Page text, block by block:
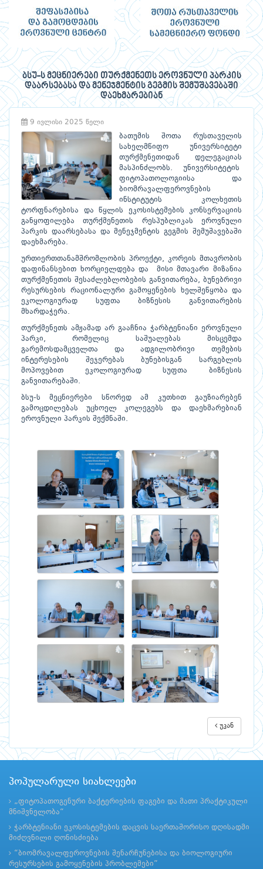
ბსუ-ს მეცნიერები თურქმენეთს ეროვნული პარკის
დაარსებასა და მენეჯმენტის გეგმის შემუშავებაში
დაეხმარებიან
9 ივლისი 2025 წელი
ბათუმის შოთა რუსთაველის
სახელმწიფო უნივერსიტეტი
თურქმენეთიდან დელეგაციას
მასპინძლობს. უნივერსიტეტის
ფიტოპათოლოგიისა და
ბიომრავალფეროვნების
ინსტიტუტის კოლხეთის
ტორფნარებისა და წყლის ეკოსისტემების კონსერვაციის
განყოფილება თურქმენეთის რესპუბლიკას ეროვნული
პარკის დაარსებასა და მენეჯმენტის გეგმის შემუშავებაში
დაეხმარება.
ურთიერთთანამშრომლობის პროექტი, კორეის მთავრობის
დაფინანსებით ხორციელდება და მისი მთავარი მიზანია
თურქმენეთის შესაძლებლობების განვითარება, ბუნებრივი
რესურსების რაციონალური გამოყენების ხელშეწყობა და
ეკოლოგიურად სუფთა ბიზნესის განვითარების
მხარდაჭერა.
თურქმენეთს ამჟამად არ გააჩნია ჭარბტენიანი ეროვნული
პარკი, რომელიც საშუალებას მისცემდა
გარემოსდამცველთა და ადგილობრივი თემების
ინტერესების შეჯერებას ბუნებისგან სარგებლის
მოპოვებით ეკოლოგიურად სუფთა ბიზნესის
განვითარებაში.
ბსუ-ს მეცნიერები სწორედ ამ კუთხით გაუზიარებენ
გამოცდილებას უცხოელ კოლეგებს და დაეხმარებიან
ეროვნული პარკის შექმნაში.
უკან
პოპულარული სიახლეები
„ფიტოპათოგენური ბაქტერიების ფაგები და მათი პრაქტიკული
მნიშვნელობა“
ჭარბტენიანი ეკოსისტემების დაცვის საერთაშორისო დღისადმი
მიძღვნილი ღონისძიება
“ბიომრავალფეროვნების შენარჩუნებისა და ბიოლოგიური
რესურსების გამოყენების პრობლემები”